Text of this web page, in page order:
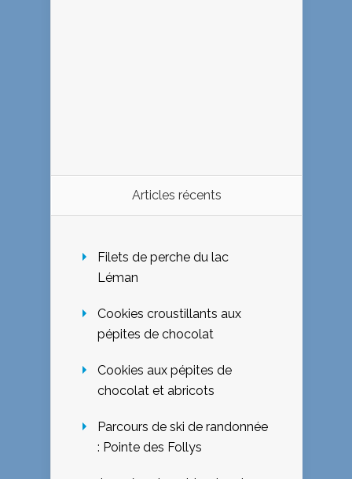
Articles récents
Filets de perche du lac
Léman
Cookies croustillants aux
pépites de chocolat
Cookies aux pépites de
chocolat et abricots
Parcours de ski de randonnée
: Pointe des Follys